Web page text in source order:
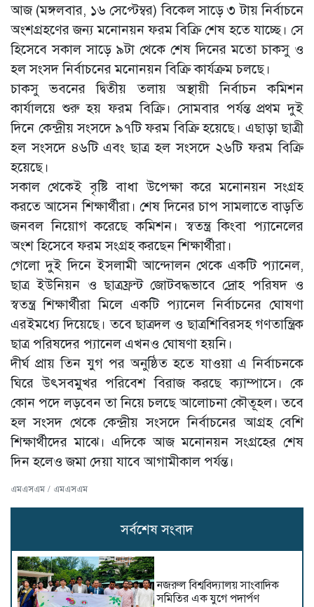
আজ (মঙ্গলবার, ১৬ সেপ্টেম্বর) বিকেল সাড়ে ৩ টায় নির্বাচনে
অংশগ্রহণের জন্য মনোনয়ন ফরম বিক্রি শেষ হতে যাচ্ছে। সে
হিসেবে সকাল সাড়ে ৯টা থেকে শেষ দিনের মতো চাকসু ও
হল সংসদ নির্বাচনের মনোনয়ন বিক্রি কার্যক্রম চলছে।
চাকসু ভবনের দ্বিতীয় তলায় অস্থায়ী নির্বাচন কমিশন
কার্যালয়ে শুরু হয় ফরম বিক্রি। সোমবার পর্যন্ত প্রথম দুই
দিনে কেন্দ্রীয় সংসদে ৯৭টি ফরম বিক্রি হয়েছে। এছাড়া ছাত্রী
হল সংসদে ৪৬টি এবং ছাত্র হল সংসদে ২৬টি ফরম বিক্রি
হয়েছে।
সকাল থেকেই বৃষ্টি বাধা উপেক্ষা করে মনোনয়ন সংগ্রহ
করতে আসেন শিক্ষার্থীরা। শেষ দিনের চাপ সামলাতে বাড়তি
জনবল নিয়োগ করেছে কমিশন। স্বতন্ত্র কিংবা প্যানেলের
অংশ হিসেবে ফরম সংগ্রহ করছেন শিক্ষার্থীরা।
গেলো দুই দিনে ইসলামী আন্দোলন থেকে একটি প্যানেল,
ছাত্র ইউনিয়ন ও ছাত্রফ্রন্ট জোটবদ্ধভাবে দ্রোহ পরিষদ ও
স্বতন্ত্র শিক্ষার্থীরা মিলে একটি প্যানেল নির্বাচনের ঘোষণা
এরইমধ্যে দিয়েছে। তবে ছাত্রদল ও ছাত্রশিবিরসহ গণতান্ত্রিক
ছাত্র পরিষদের প্যানেল এখনও ঘোষণা হয়নি।
দীর্ঘ প্রায় তিন যুগ পর অনুষ্ঠিত হতে যাওয়া এ নির্বাচনকে
ঘিরে উৎসবমুখর পরিবেশ বিরাজ করছে ক্যাম্পাসে। কে
কোন পদে লড়বেন তা নিয়ে চলছে আলোচনা কৌতূহল। তবে
হল সংসদ থেকে কেন্দ্রীয় সংসদে নির্বাচনের আগ্রহ বেশি
শিক্ষার্থীদের মাঝে। এদিকে আজ মনোনয়ন সংগ্রহের শেষ
দিন হলেও জমা দেয়া যাবে আগামীকাল পর্যন্ত।
এমএসএম / এমএসএম
সর্বশেষ সংবাদ
‎নজরুল বিশ্ববিদ্যালয় সাংবাদিক
সমিতির এক যুগে পদার্পণ